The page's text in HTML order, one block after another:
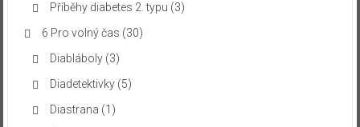
Příběhy diabetes 2. typu (3)
6 Pro volný čas (30)
Diabláboly(3)
Diadetektivky(5)
Diastrana (1)